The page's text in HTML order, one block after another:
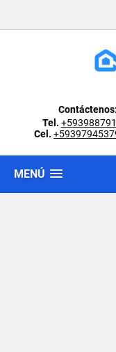
Contáctenos:
Tel.
Cel.
MENÚ